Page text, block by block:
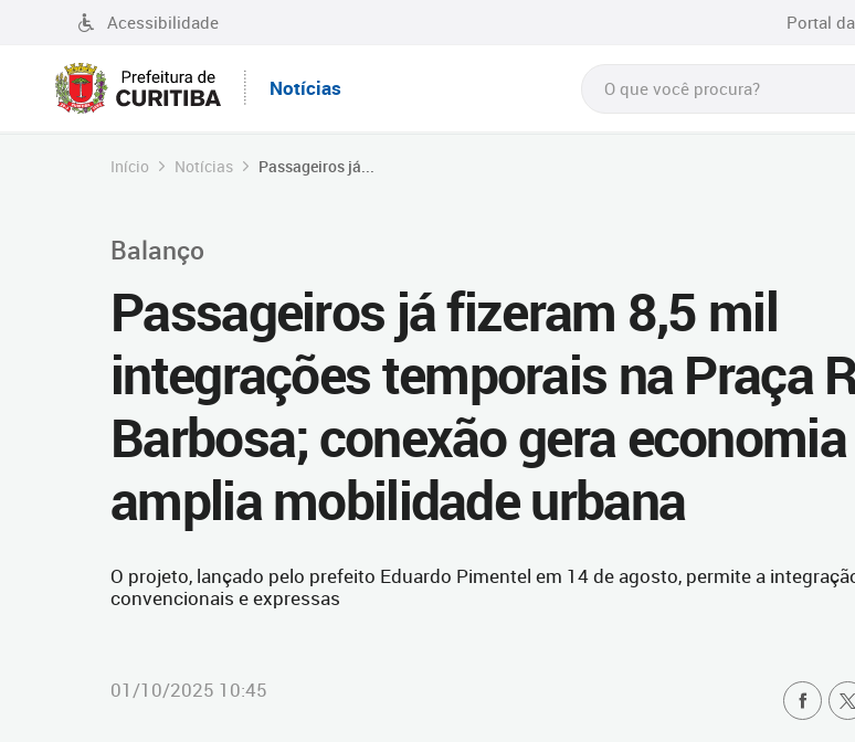
Acessibilidade Portal
Notícias
Início Notícias Passageiros já...
Balanço
Passageiros já fizeram 8,5 mil
integrações temporais na Praça
Barbosa; conexão gera
amplia mobilidade urbana
O projeto, lançado pelo prefeito Eduardo Pimentel em 14 de agosto, permite a
convencionais e expressas
01/10/2025 10:45